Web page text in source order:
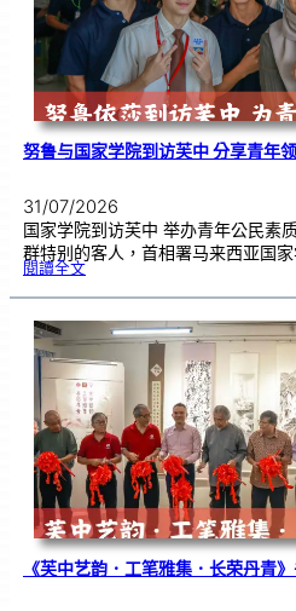
出
努鲁与国家学院到访芙中 分享青年
31/07/2026
国家学院到访芙中 举办青年公民素
群特别的客人，首相署马来西亚国
閱讀全文:努
与
国
学
院
到
访
中
分
享
青
年
领
袖
素
质
讲
座
《芙中艺韵．工笔雅集．长荣丹青